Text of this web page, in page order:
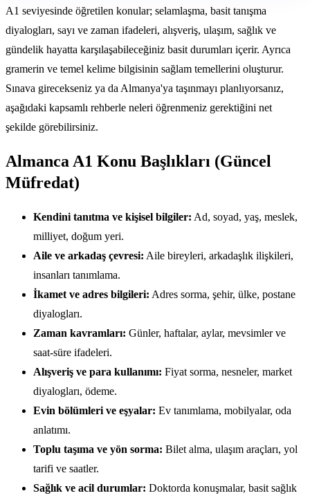
A1 seviyesinde öğretilen konular; selamlaşma, basit tanışma
diyalogları, sayı ve zaman ifadeleri, alışveriş, ulaşım, sağlık ve
gündelik hayatta karşılaşabileceğiniz basit durumları içerir. Ayrıca
gramerin ve temel kelime bilgisinin sağlam temellerini oluşturur.
Sınava girecekseniz ya da Almanya'ya taşınmayı planlıyorsanız,
aşağıdaki kapsamlı rehberle neleri öğrenmeniz gerektiğini net
şekilde görebilirsiniz.
Almanca A1 Konu Başlıkları (Güncel
Müfredat)
Kendini tanıtma ve kişisel bilgiler: Ad, soyad, yaş, meslek,
milliyet, doğum yeri.
Aile ve arkadaş çevresi: Aile bireyleri, arkadaşlık ilişkileri,
insanları tanımlama.
İkamet ve adres bilgileri: Adres sorma, şehir, ülke, postane
diyalogları.
Zaman kavramları: Günler, haftalar, aylar, mevsimler ve
saat-süre ifadeleri.
Alışveriş ve para kullanımı: Fiyat sorma, nesneler, market
diyalogları, ödeme.
Evin bölümleri ve eşyalar: Ev tanımlama, mobilyalar, oda
anlatımı.
Toplu taşıma ve yön sorma: Bilet alma, ulaşım araçları, yol
tarifi ve saatler.
Sağlık ve acil durumlar: Doktorda konuşmalar, basit sağlık